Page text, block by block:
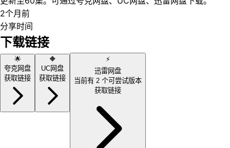
2个月前
分享时间
下载链接
🌟
夸克网盘
获取链接
🔶
UC网盘
获取链接
⚡
迅雷网盘
当前有 2 个可尝试版本
获取链接